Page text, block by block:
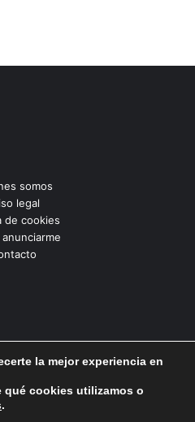
somos
legal
de cookies
los derechos reservados |
la mejor experiencia en
qué cookies utilizamos o
.